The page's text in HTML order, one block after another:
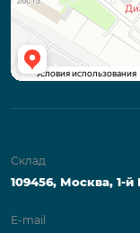
Склад
109456, Москва, 1-
E-mail